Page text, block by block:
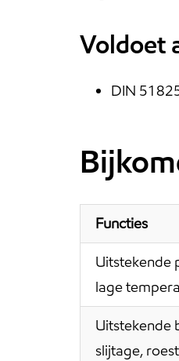
Voldoet
DIN
Functies
Uitstekende
lage
Uitstekende
slijtage,